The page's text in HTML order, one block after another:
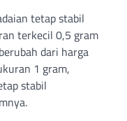
tetap stabil
terkecil 0,5 gram
dari harga
1 gram,
stabil